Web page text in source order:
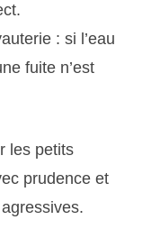
: si l’eau
fuite n’est
les petits
prudence et